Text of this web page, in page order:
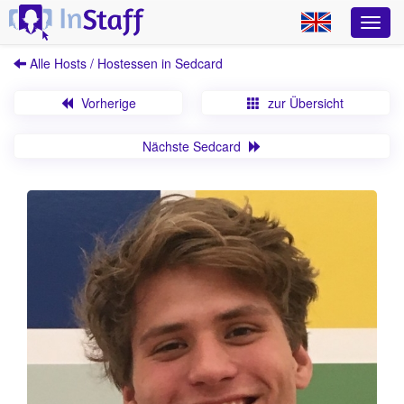
Alle Hosts / Hostessen in Sedcard
Vorherige zur Übersicht
Nächste Sedcard